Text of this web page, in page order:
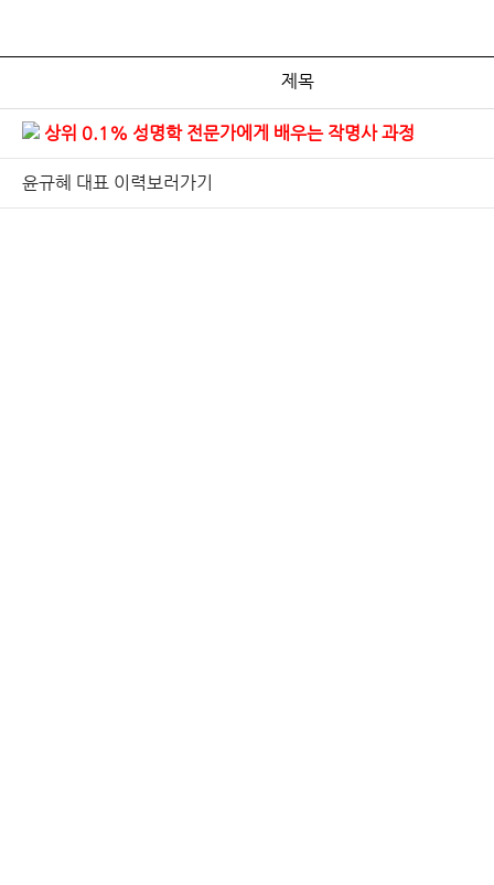
제목
상위 0.1% 성명학 전문가에게 배우는 작명사 과정
윤규혜 대표 이력보러가기